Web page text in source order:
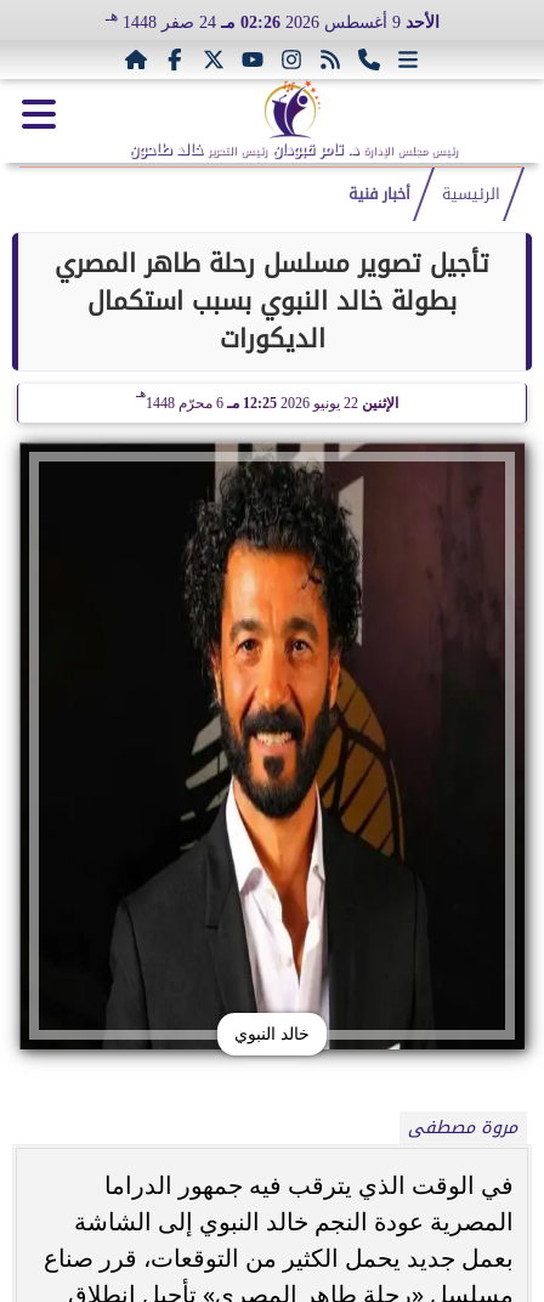
الأحد 9 أغسطس 2026 02:26 مـ 24 صفر 1448 هـ
رئيس مجلس الإدارة د. تامر قبودان رئيس التحرير خالد طاحون
الرئيسية أخبار فنية
تأجيل تصوير مسلسل رحلة طاهر المصري
بطولة خالد النبوي بسبب استكمال
الديكورات
الإثنين 12:25 مـ 6 محرّم 1448
هـ
خالد النبوي
مروة مصطفى
في الوقت الذي يترقب فيه جمهور الدراما
المصرية عودة النجم خالد النبوي إلى الشاشة
بعمل جديد يحمل الكثير من التوقعات، قرر صناع
مسلسل «رحلة طاهر المصري» تأجيل انطلاق